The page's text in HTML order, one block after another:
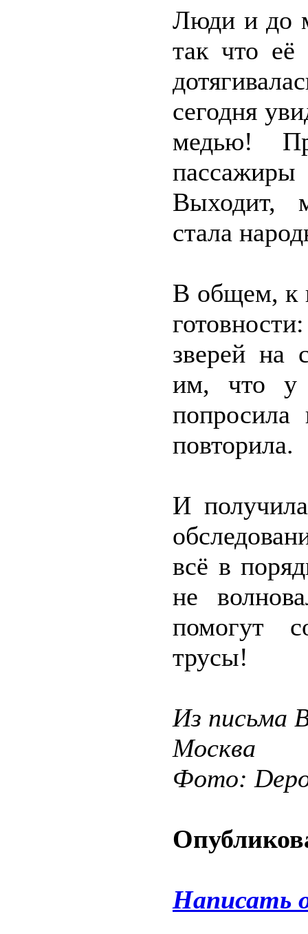
Люди и до
так что её
сегодня
медью!
Выходит,
стала
В общем, к
зверей на
им, что у
повторила.
И
всё в
не
помогут
трусы!
Из письма
Москва
Фото:
Написать